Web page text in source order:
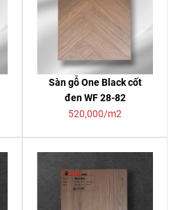
Sàn gỗ One Black cốt
đen WF 28-82
520,000/m2